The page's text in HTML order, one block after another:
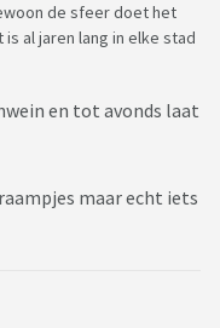
de sfeer doet het
al jaren lang in elke stad
en tot avonds laat
maar echt iets